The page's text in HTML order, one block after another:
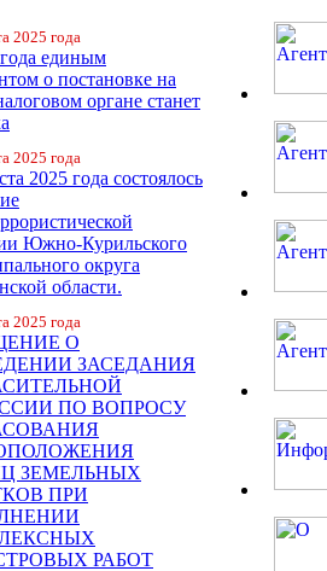
2025 года
единым
о постановке на
органе станет
2025 года
2025 года состоялось
Южно-Курильского
округа
области.
2025 года
О
ЗАСЕДАНИЯ
ПО ВОПРОСУ
ЗЕМЕЛЬНЫХ
ПРИ
РАБОТ